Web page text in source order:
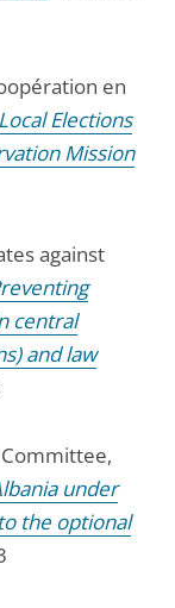
en
Elections
Mission
against
central
and law
under
the optional